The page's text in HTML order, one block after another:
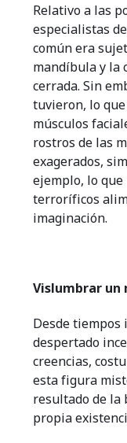
Relativo a las
especialistas
común era
mandíbula y la
cerrada. Sin
tuvieron, lo
músculos
rostros de las
exagerados,
ejemplo, lo
terroríficos
imaginación.
Vislumbrar un
Desde
despertado
creencias,
esta figura
resultado de la
propia